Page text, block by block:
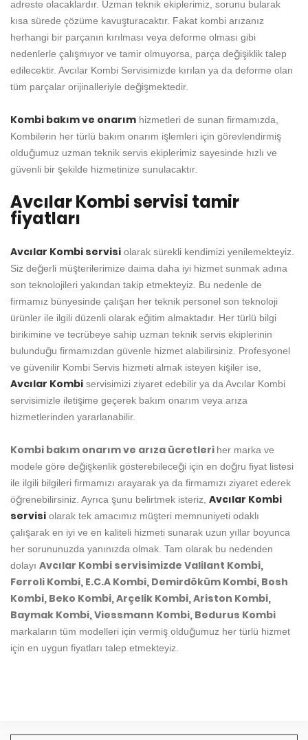
adreste olacaklardır. Uzman teknik ekiplerimiz, sorunu bularak
kısa sürede çözüme kavuşturacaktır. Fakat kombi arızanız
herhangi bir parçanın kırılması veya deforme olması gibi
nedenlerle çalışmıyor ve tamir olmuyorsa, parça değişiklik talep
edilecektir. Avcılar Kombi Servisimizde kırılan ya da deforme olan
tüm parçalar orijinalleriyle değişmektedir.
Kombi bakım ve onarım hizmetleri de sunan firmamızda,
Kombilerin her türlü bakım onarım işlemleri için görevlendirmiş
olduğumuz uzman teknik servis ekiplerimiz sayesinde hızlı ve
güvenli bir şekilde hizmetinize sunulacaktır.
Avcılar Kombi servisi tamir
fiyatları
Avcılar Kombi servisi olarak sürekli kendimizi yenilemekteyiz.
Siz değerli müşterilerimize daima daha iyi hizmet sunmak adına
son teknolojileri yakından takip etmekteyiz. Bu nedenle de
firmamız bünyesinde çalışan her teknik personel son teknoloji
ürünler ile ilgili düzenli olarak eğitim almaktadır. Her türlü bilgi
birikimine ve tecrübeye sahip uzman teknik servis ekiplerinin
bulunduğu firmamızdan güvenle hizmet alabilirsiniz. Profesyonel
ve güvenilir Kombi Servis hizmeti almak isteyen kişiler ise,
Avcılar Kombi servisimizi ziyaret edebilir ya da Avcılar Kombi
servisimizle iletişime geçerek bakım onarım veya arıza
hizmetlerinden yararlanabilir.
Kombi bakım onarım ve arıza ücretleri her marka ve
modele göre değişkenlik gösterebileceği için en doğru fiyat listesi
ile ilgili bilgileri firmamızı arayarak ya da firmamızı ziyaret ederek
öğrenebilirsiniz. Ayrıca şunu belirtmek isteriz, Avcılar Kombi
servisi olarak tek amacımız müşteri memnuniyeti odaklı
çalışarak en iyi ve en kaliteli hizmeti sunarak uzun yıllar boyunca
her sorununuzda yanınızda olmak. Tam olarak bu nedenden
dolayı Avcılar Kombi servisimizde Valilant Kombi,
Ferroli Kombi, E.C.A Kombi, Demirdöküm Kombi, Bosh
Kombi, Beko Kombi, Arçelik Kombi, Ariston Kombi,
Baymak Kombi, Viessmann Kombi, Bedurus Kombi
markaların tüm modelleri için vermiş olduğumuz her türlü hizmet
için en uygun fiyatları talep etmekteyiz.